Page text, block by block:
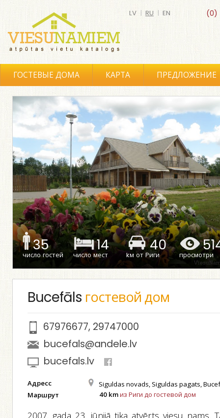
(0)
LV | RU | EN
ГОСТЕВЫЕ ДОМА КАРТА ПРЕДЛОЖЕНИЕ
35
число гостей
14
число мест
40
kм от Риги просмотри
Bucefāls гостевой дом
67976677, 29747000
bucefals@andele.lv
bucefals.lv
Адресс Siguldas novads, Siguldas pagats,
Маршрут 40 kmиз Риги до гостевой дом
2007. gada 23. jūnijā tika atvērts viesu nams.